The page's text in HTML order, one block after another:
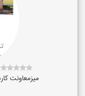
میزمعاونت